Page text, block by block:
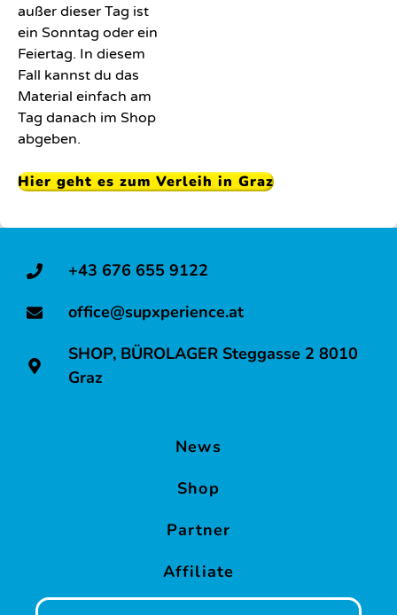
außer dieser Tag ist
ein Sonntag oder ein
Feiertag. In diesem
Fall kannst du das
Material einfach am
Tag danach im Shop
abgeben.
Hier geht es zum Verleih in Graz
+43 676 655 9122
office@supxperience.at
SHOP, BÜROLAGER Steggasse 2 8010
Graz
News
Shop
Partner
Affiliate